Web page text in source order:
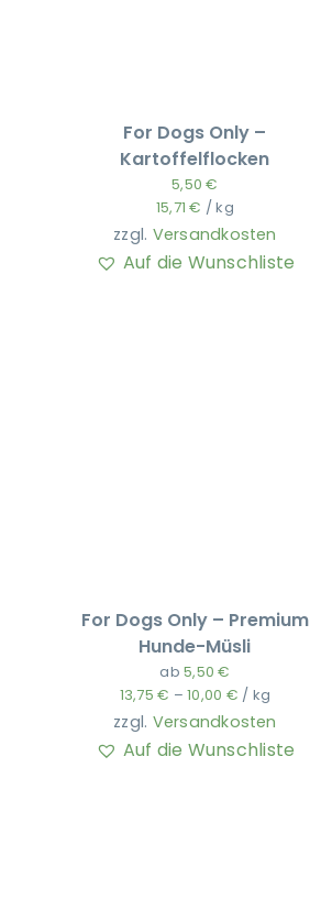
For Dogs Only –
Kartoffelflocken
5,50€
15,71€ /kg
zzgl. Versandkosten
Auf die Wunschliste
For Dogs Only – Premium
Hunde-Müsli
ab5,50€
13,75€ –10,00 € / kg
zzgl. Versandkosten
Auf die Wunschliste